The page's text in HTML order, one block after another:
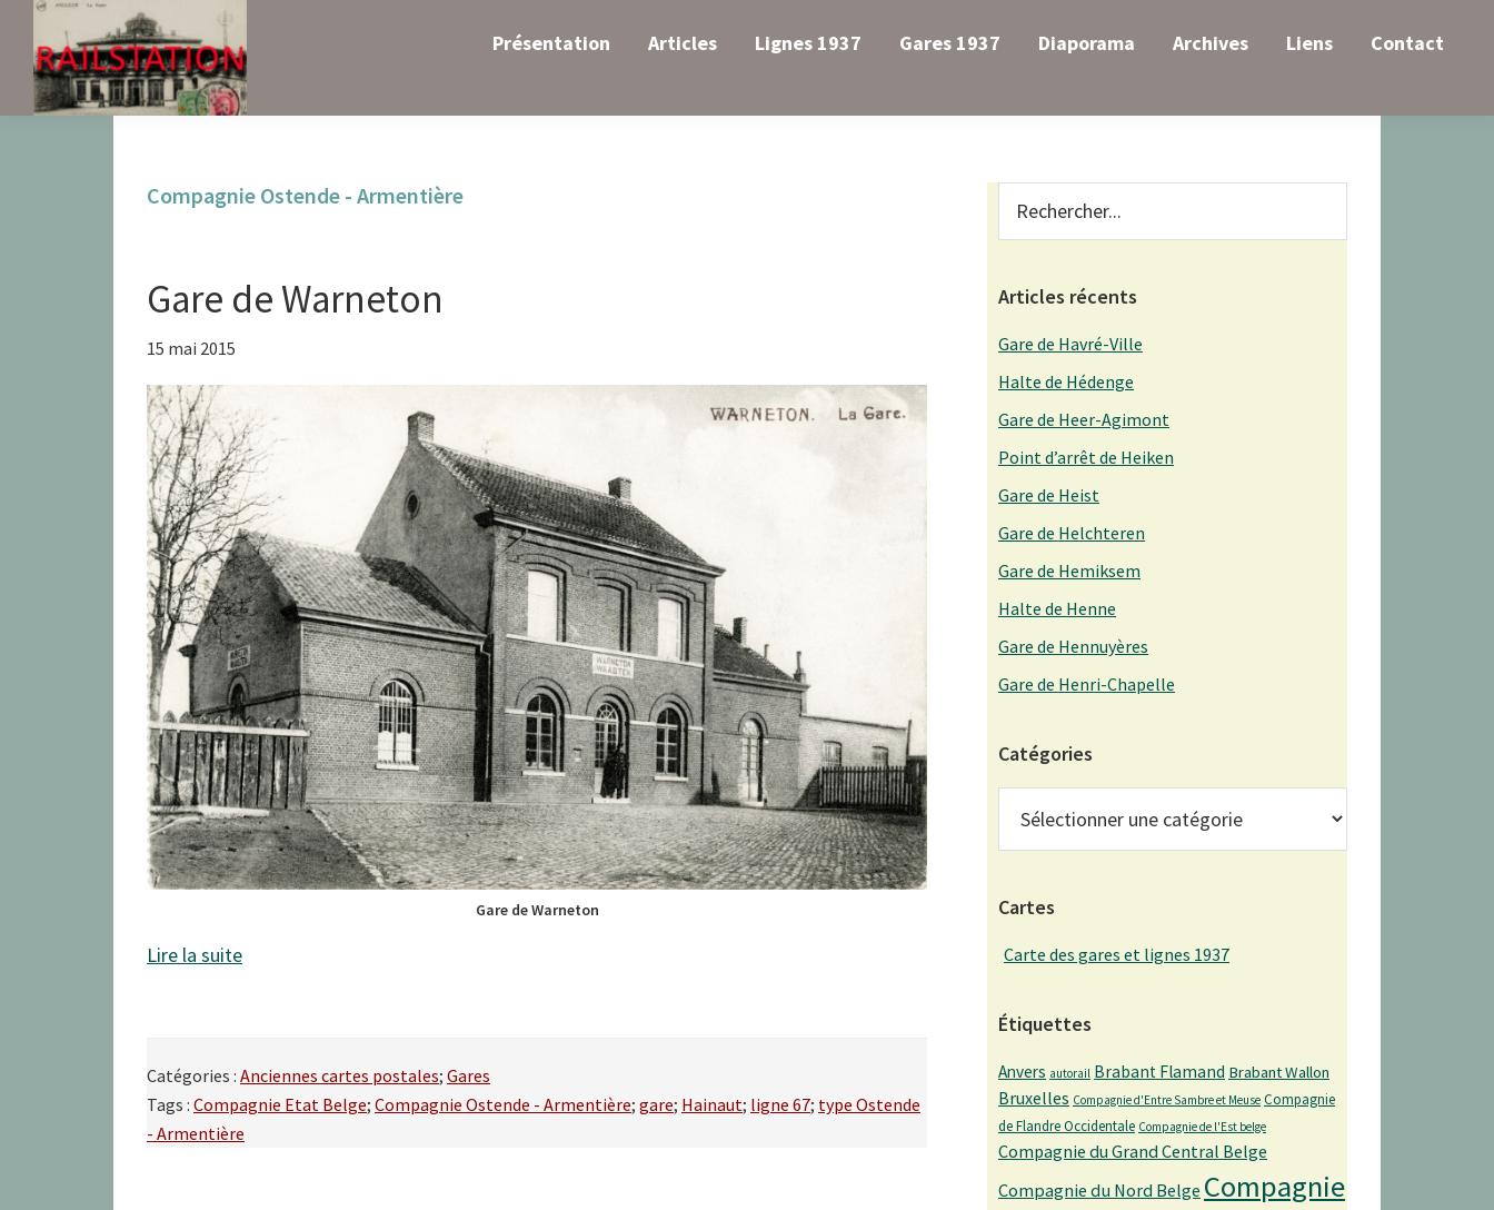
primary
navigation
main
content
primary
sidebar
Présentation Articles Lignes 1937 Gares 1937 Diaporama Archives Liens Contact
Compagnie Ostende - Armentière
Gare de Warneton
15 mai 2015
Gare de Warneton
Lire la suite
Catégories : Anciennes cartes postales; Gares
Tags : Compagnie Etat Belge; Compagnie Ostende - Armentière; gare; Hainaut; ligne 67; type Ostende
- Armentière
Primary
Sidebar
Articles récents
Gare de Havré-Ville
Halte de Hédenge
Gare de Heer-Agimont
Point d’arrêt de Heiken
Gare de Heist
Gare de Helchteren
Gare de Hemiksem
Halte de Henne
Gare de Hennuyères
Gare de Henri-Chapelle
Catégories
Cartes
Carte des gares et lignes 1937
Étiquettes
Anvers autorail Brabant Flamand Brabant Wallon
Bruxelles Compagnie d'Entre Sambre et Meuse Compagnie
de Flandre Occidentale Compagnie de l'Est belge
Compagnie du Grand Central Belge
Compagnie du Nord Belge Compagnie